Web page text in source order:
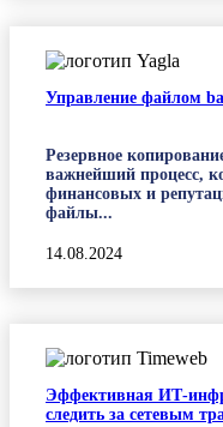
Управление файлом
Резервное
важнейший процесс,
финансовых и
файлы...
14.08.2024
Эффективная ИТ-
следить за сетевым